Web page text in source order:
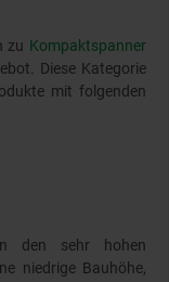
zu Kompaktspanner
Diese Kategorie
mit folgenden
den sehr hohen
niedrige Bauhöhe,